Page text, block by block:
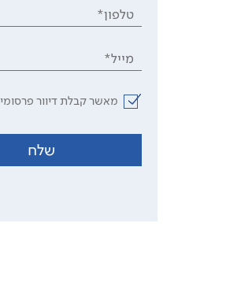
טלפון*
מייל*
מאשר קבלת דיוור פרסומי
שלח